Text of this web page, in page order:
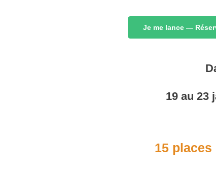
Je me lance —
19 au 23
15